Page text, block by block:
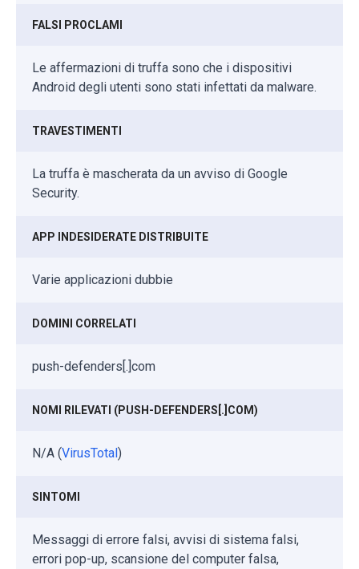
FALSI PROCLAMI
Le affermazioni di truffa sono che i dispositivi
Android degli utenti sono stati infettati da malware.
TRAVESTIMENTI
La truffa è mascherata da un avviso di Google
Security.
APP INDESIDERATE DISTRIBUITE
Varie applicazioni dubbie
DOMINI CORRELATI
push-defenders[.]com
NOMI RILEVATI (PUSH-DEFENDERS[.]COM)
N/A (VirusTotal)
SINTOMI
Messaggi di errore falsi, avvisi di sistema falsi,
errori pop-up, scansione del computer falsa,